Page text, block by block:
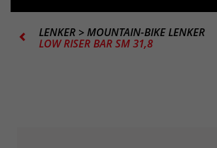
LENKER > MOUNTAIN-BIKE LENKER
LOW RISER BAR SM 31,8